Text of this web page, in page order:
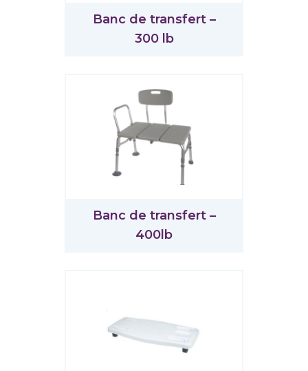
Banc de transfert –
300 lb
Banc de transfert –
400lb